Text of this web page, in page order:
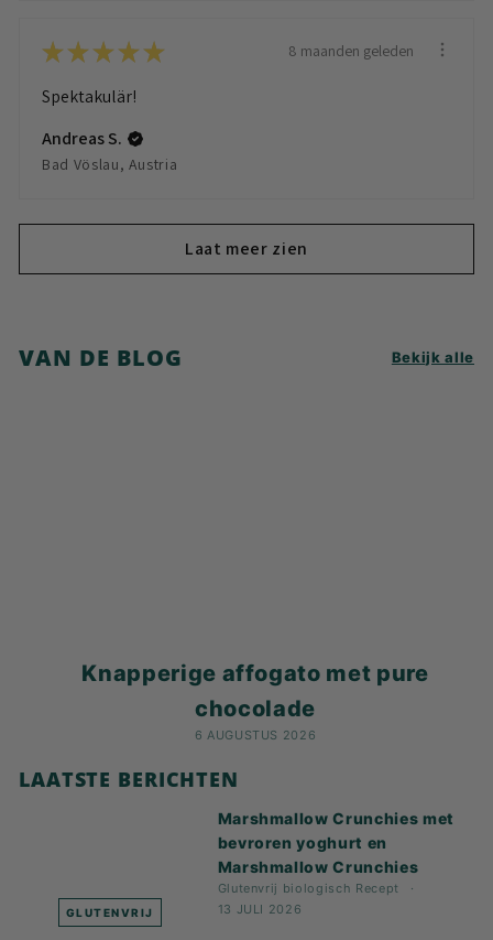
★★★★★ 8 maanden geleden
Spektakulär!
Andreas S.
Bad Vöslau, Austria
Laat meer zien
VAN DE BLOG Bekijk alle
Knapperige affogato met pure
chocolade
6 AUGUSTUS 2026
LAATSTE BERICHTEN
GLUTENVRIJ
Marshmallow Crunchies met
bevroren yoghurt en
Marshmallow Crunchies
Glutenvrij biologisch Recept
13 JULI 2026